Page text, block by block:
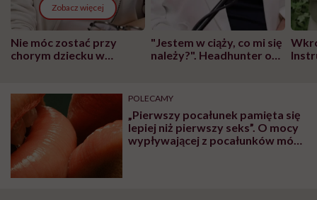
Zobacz więcej
Nie móc zostać przy
chorym dziecku w
może chyba tylko
głupota i brak
wyobraźni"
"Jestem w ciąży, co mi się
należy?". Headhunter o
pracy
POLECAMY
„Pierwszy pocałunek pamięta się
lepiej niż pierwszy seks”. O mocy
wypływającej z pocałunków mówi